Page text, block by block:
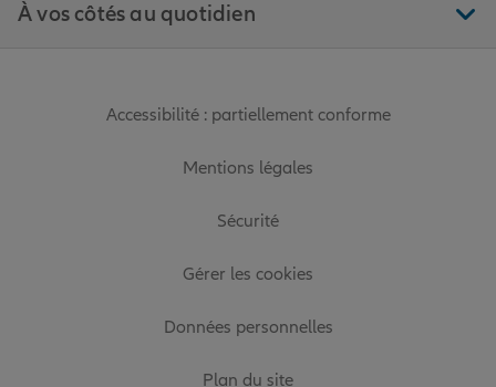
À vos côtés au quotidien
Accessibilité : partiellement conforme
Mentions légales
Sécurité
Gérer les cookies
Données personnelles
Plan du site